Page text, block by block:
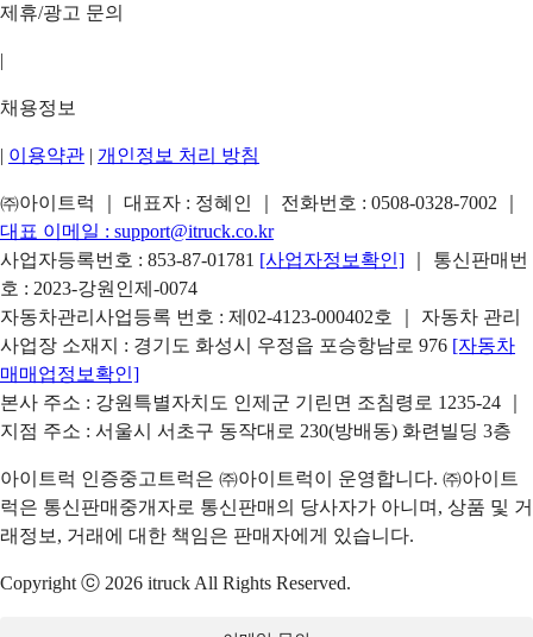
제휴/광고 문의
|
채용정보
| 이용약관 | 개인정보 처리 방침
㈜아이트럭 ｜ 대표자 : 정혜인 ｜ 전화번호 : 0508-0328-7002
대표 이메일 : support@itruck.co.kr
사업자등록번호 : 853-87-01781 [사업자정보확인]
｜ 통신판매번
호 : 2023-강원인제-0074
자동차관리사업등록 번호 : 제02-4123-000402호 ｜ 자동차 관리
사업장 소재지 : 경기도 화성시 우정읍 포승항남로 976 [자동차
매매업정보확인]
본사 주소 : 강원특별자치도 인제군 기린면 조침령로 1235-24 ｜
지점 주소 : 서울시 서초구 동작대로 230(방배동) 화련빌딩 3층
아이트럭 인증중고트럭은 ㈜아이트럭이 운영합니다. ㈜아이트
럭은 통신판매중개자로 통신판매의 당사자가 아니며, 상품 및 거
래정보, 거래에 대한 책임은 판매자에게 있습니다.
Copyright ⓒ 2026 itruck All Rights Reserved.